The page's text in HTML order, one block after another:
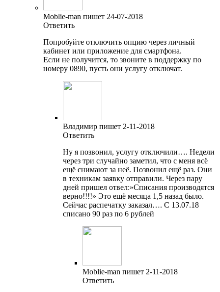
Moblie-man пишет 24-07-2018
Ответить
Попробуйте отключить опцию через личный
кабинет или приложение для смартфона.
Если не получится, то звоните в поддержку по
номеру 0890, пусть они услугу отключат.
Владимир пишет 2-11-2018
Ответить
Ну я позвонил, услугу отключили…. Недели
через три случайно заметил, что с меня всё
ещё снимают за неё. Позвонил ещё раз. Они
в техникам заявку отправили. Через пару
дней пришел отвел:»Списания производятся
верно!!!!» Это ещё месяца 1,5 назад было.
Сейчас распечатку заказал…. С 13.07.18
списано 90 раз по 6 рублей
Moblie-man пишет 2-11-2018
Ответить